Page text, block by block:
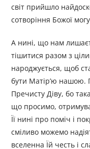
світ прийшло
сотворіння Божої
А нині, що нам
тішитися разом з
народжується, щоб
бути Матір’ю нашою.
Пречисту Діву, бо
що просимо,
Її нині про поміч і
сміливо можемо
вселенна Їй честь і